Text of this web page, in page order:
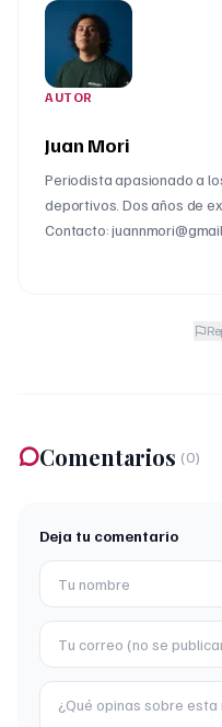
AUTOR
Juan Mori
Periodista apasionado a
deportivos. Dos años de
Contacto:
Comentarios (0)
Deja tu comentario